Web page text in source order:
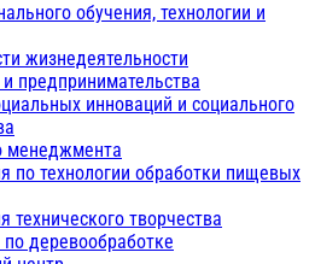
обучения, технологии и
жизнедеятельности
предпринимательства
инноваций и социального
менеджмента
по технологии обработки пищевых
технического творчества
деревообработке